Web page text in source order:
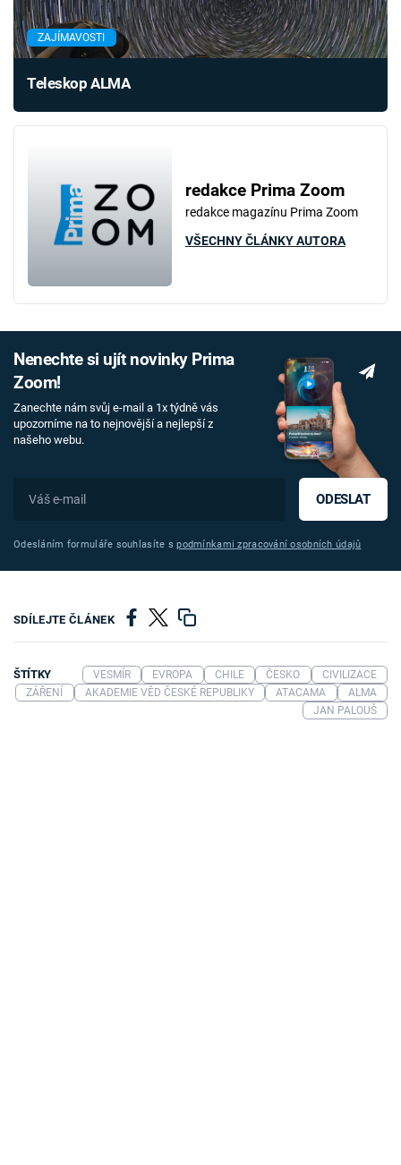
ZAJÍMAVOSTI
Teleskop ALMA
redakce Prima Zoom
redakce magazínu Prima Zoom
VŠECHNY ČLÁNKY AUTORA
Nenechte si ujít novinky Prima
Zoom!
Zanechte nám svůj e-mail a 1x týdně vás
upozorníme na to nejnovější a nejlepší z
našeho webu.
ODESLAT
Odesláním formuláře souhlasíte spodmínkami zpracování osobních údajů
SDÍLEJTE ČLÁNEK
ŠTÍTKY VESMÍR EVROPA CHILE ČESKO
CIVILIZACE
ZÁŘENÍ
AKADEMIE VĚD ČESKÉ REPUBLIKY ATACAMA
ALMA
JAN PALOUŠ